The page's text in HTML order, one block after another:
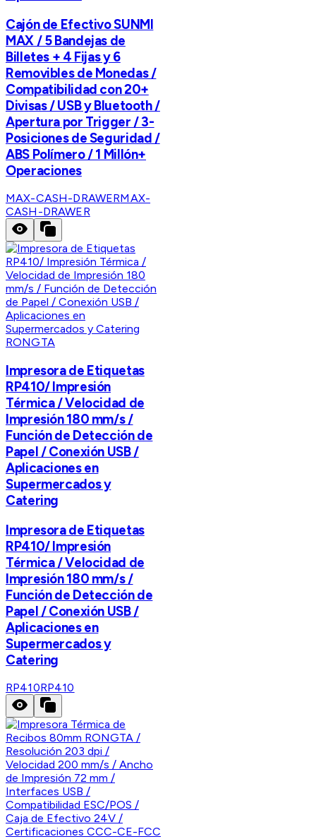
Cajón de Efectivo SUNMI
MAX / 5 Bandejas de
Billetes + 4 Fijas y 6
Removibles de Monedas /
Compatibilidad con 20+
Divisas / USB y Bluetooth /
Apertura por Trigger / 3-
Posiciones de Seguridad /
ABS Polímero / 1 Millón+
Operaciones
MAX-CASH-DRAWERMAX-
CASH-DRAWER
RONGTA
Impresora de Etiquetas
RP410/ Impresión
Térmica / Velocidad de
Impresión 180 mm/s /
Función de Detección de
Papel / Conexión USB /
Aplicaciones en
Supermercados y
Catering
Impresora de Etiquetas
RP410/ Impresión
Térmica / Velocidad de
Impresión 180 mm/s /
Función de Detección de
Papel / Conexión USB /
Aplicaciones en
Supermercados y
Catering
RP410RP410